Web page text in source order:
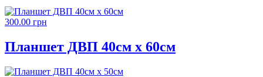
300.00 грн
Планшет ДВП 40см х 60см